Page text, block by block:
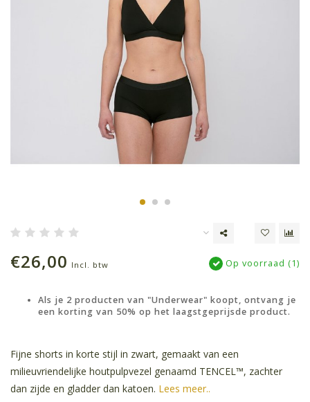
€26,00 Incl. btw Op voorraad (1)
Als je 2 producten van "Underwear" koopt, ontvang je
een korting van 50% op het laagstgeprijsde product.
Fijne shorts in korte stijl in zwart, gemaakt van een
milieuvriendelijke houtpulpvezel genaamd TENCEL™, zachter
dan zijde en gladder dan katoen. Lees meer..